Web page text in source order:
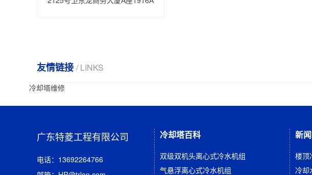
友情链接 / LINKS
冷却塔维修
广东特菱工程有限公司
电话：13692264766
冷却塔百科
双级双机头离心式冷水机组
气悬浮离心式冷水机组
新
冷却